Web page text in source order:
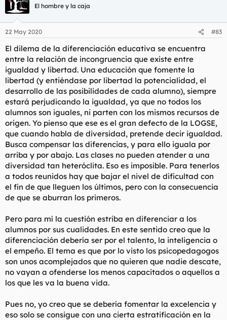
El hombre y la caja
22 May 2020 #83
El dilema de la diferenciación educativa se encuentra
entre la relación de incongruencia que existe entre
igualdad y libertad. Una educación que fomente la
libertad (y entiéndase por libertad la potencialidad, el
desarrollo de las posibilidades de cada alumno), siempre
estará perjudicando la igualdad, ya que no todos los
alumnos son iguales, ni parten con los mismos recursos de
origen. Yo pienso que ese es el gran defecto de la LOGSE,
que cuando habla de diversidad, pretende decir igualdad.
Busca compensar las diferencias, y para ello iguala por
arriba y por abajo. Las clases no pueden atender a una
diversidad tan heteróclita. Eso es imposible. Para tenerlos
a todos reunidos hay que bajar el nivel de dificultad con
el fin de que lleguen los últimos, pero con la consecuencia
de que se aburran los primeros.
Pero para mí la cuestión estriba en diferenciar a los
alumnos por sus cualidades. En este sentido creo que la
diferenciación debería ser por el talento, la inteligencia o
el empeño. El tema es que por lo visto los psicopedagogos
son unos acomplejados que no quieren que nadie descate,
no vayan a ofenderse los menos capacitados o aquellos a
los que les va la buena vida.
Pues no, yo creo que se debería fomentar la excelencia y
eso solo se consigue con una cierta estratificación en la